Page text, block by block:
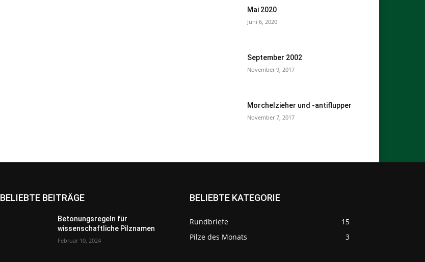
Mai 2020
Juni 6, 2020
September 2002
November 9, 2017
Morchelzieher und -antiflupper
November 7, 2017
BELIEBTE BEITRÄGE
Betonungsregeln für
wissenschaftliche Pilznamen
Februar 10, 2024
BELIEBTE KATEGORIE
Rundbriefe
15
Pilze des Monats
3